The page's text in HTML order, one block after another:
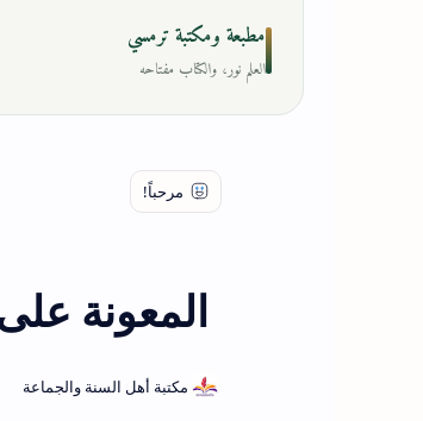
مطبعة ومكتبة ترمسي
العلم نور، والكتاب مفتاحه
المعونة